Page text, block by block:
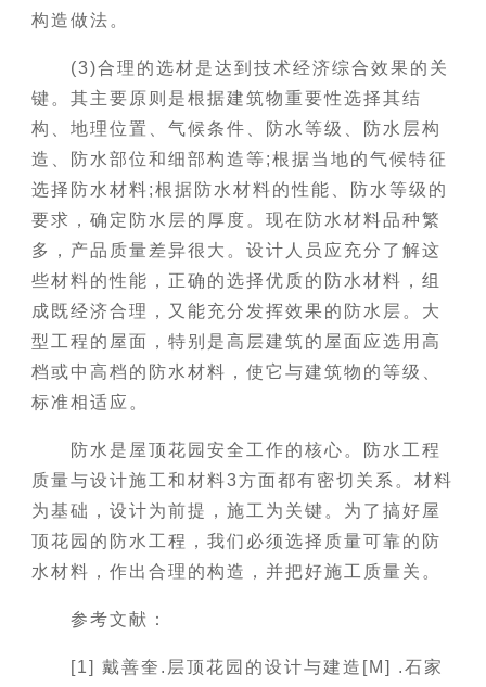
构造做法。
(3)合理的选材是达到技术经济综合效果的关
键。其主要原则是根据建筑物重要性选择其结
构、地理位置、气候条件、防水等级、防水层构
造、防水部位和细部构造等;根据当地的气候特征
选择防水材料;根据防水材料的性能、防水等级的
要求，确定防水层的厚度。现在防水材料品种繁
多，产品质量差异很大。设计人员应充分了解这
些材料的性能，正确的选择优质的防水材料，组
成既经济合理，又能充分发挥效果的防水层。大
型工程的屋面，特别是高层建筑的屋面应选用高
档或中高档的防水材料，使它与建筑物的等级、
标准相适应。
防水是屋顶花园安全工作的核心。防水工程
质量与设计施工和材料3方面都有密切关系。材料
为基础，设计为前提，施工为关键。为了搞好屋
顶花园的防水工程，我们必须选择质量可靠的防
水材料，作出合理的构造，并把好施工质量关。
参考文献：
[1] 戴善奎.层顶花园的设计与建造[M] .石家